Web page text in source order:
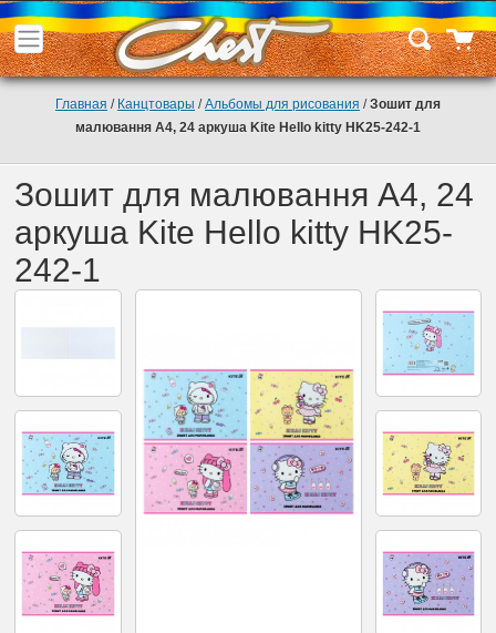
Главная / Канцтовары /Альбомы для рисования /Зошит для
малювання А4, 24 аркуша Kite Hello kitty HK25-242-1
Зошит для малювання А4, 24
аркуша Kite Hello kitty HK25-
242-1